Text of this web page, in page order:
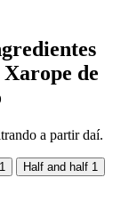
de
a partir daí.
1 Half and half 1